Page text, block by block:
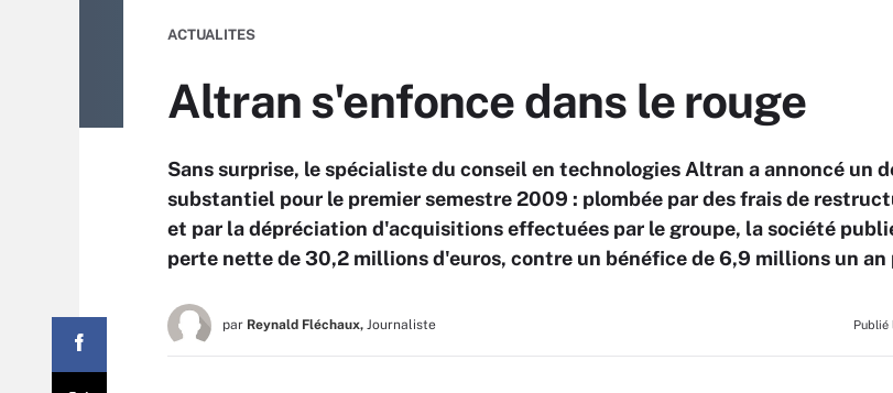
ACTUALITES
Altran s'enfonce dans le rouge
Sans surprise, le spécialiste du conseil en technologies Altran a annoncé un
substantiel pour le premier semestre 2009 : plombée par des frais de
et par la dépréciation d'acquisitions effectuées par le groupe, la société
perte nette de 30,2 millions d'euros, contre un bénéfice de 6,9 millions un
par Reynald Fléchaux, Journaliste Publié